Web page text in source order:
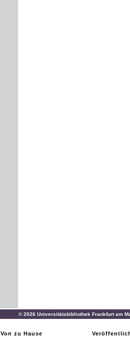
© 2026 Universitätsbibliothek Frankfurt am
Von zu Hause